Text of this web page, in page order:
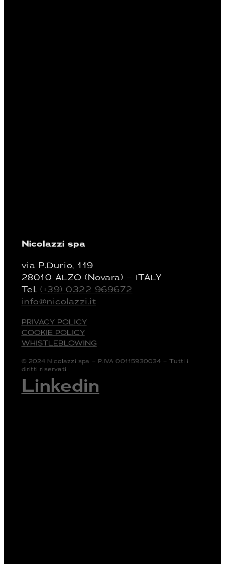
Nicolazzi spa
via P.Durio, 119
28010 ALZO (Novara) – ITALY
Tel.(+39) 0322 969672
info@nicolazzi.it
PRIVACY POLICY
COOKIE POLICY
WHISTLEBLOWING
© 2024 Nicolazzi spa – P.IVA 00115930034 – Tutti i
diritti riservati
Linkedin